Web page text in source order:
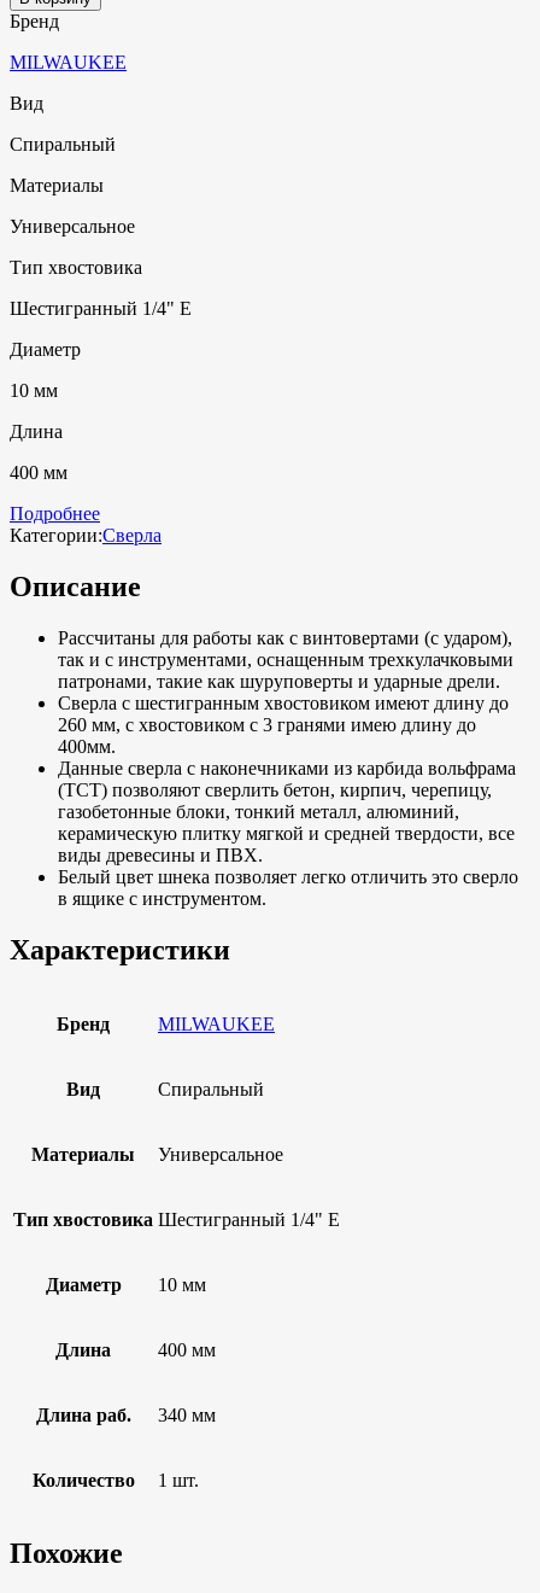
Бренд
MILWAUKEE
Вид
Спиральный
Материалы
Универсальное
Тип хвостовика
Шестигранный 1/4" E
Диаметр
10 мм
Длина
400 мм
Подробнее
Категории:Сверла
Описание
Рассчитаны для работы как с винтовертами (с ударом),
так и с инструментами, оснащенным трехкулачковыми
патронами, такие как шуруповерты и ударные дрели.
Сверла с шестигранным хвостовиком имеют длину до
260 мм, с хвостовиком с 3 гранями имею длину до
400мм.
Данные сверла с наконечниками из карбида вольфрама
(TCT) позволяют сверлить бетон, кирпич, черепицу,
газобетонные блоки, тонкий металл, алюминий,
керамическую плитку мягкой и средней твердости, все
виды древесины и ПВХ.
Белый цвет шнека позволяет легко отличить это сверло
в ящике с инструментом.
Характеристики
Бренд MILWAUKEE
Вид Спиральный
Материалы Универсальное
Тип хвостовика Шестигранный 1/4" E
Диаметр 10 мм
Длина 400 мм
Длина раб. 340 мм
Количество 1 шт.
Похожие